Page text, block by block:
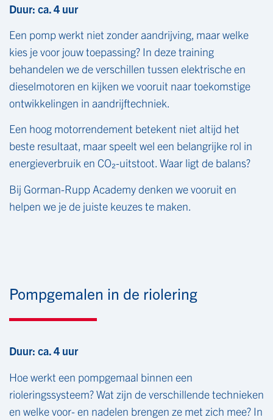
Duur: ca. 4 uur
Een pomp werkt niet zonder aandrijving, maar welke
kies je voor jouw toepassing? In deze training
behandelen we de verschillen tussen elektrische en
dieselmotoren en kijken we vooruit naar toekomstige
ontwikkelingen in aandrijftechniek.
Een hoog motorrendement betekent niet altijd het
beste resultaat, maar speelt wel een belangrijke rol in
energieverbruik en CO₂-uitstoot. Waar ligt de balans?
Bij Gorman-Rupp Academy denken we vooruit en
helpen we je de juiste keuzes te maken.
Pompgemalen in de riolering
Duur: ca. 4 uur
Hoe werkt een pompgemaal binnen een
rioleringssysteem? Wat zijn de verschillende technieken
en welke voor- en nadelen brengen ze met zich mee? In